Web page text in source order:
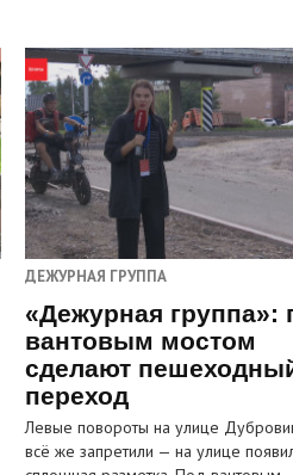
ДЕЖУРНАЯ ГРУППА
«Дежурная группа»:
вантовым мостом
сделают
переход
Левые повороты на улице
всё же запретили — на улице